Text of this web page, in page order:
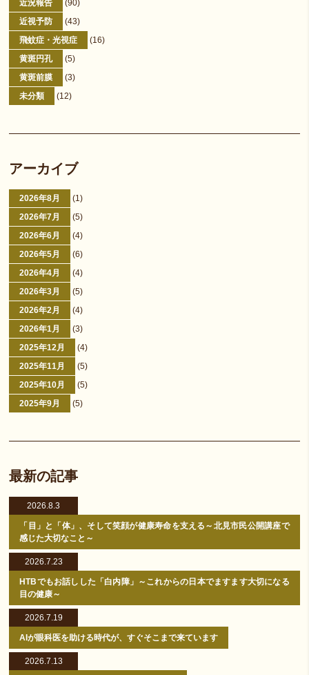
近況報告
(90)
近視予防
(43)
飛蚊症・光視症
(16)
黄斑円孔
(5)
黄斑前膜
(3)
未分類
(12)
アーカイブ
2026年8月
(1)
2026年7月
(5)
2026年6月
(4)
2026年5月
(6)
2026年4月
(4)
2026年3月
(5)
2026年2月
(4)
2026年1月
(3)
2025年12月
(4)
2025年11月
(5)
2025年10月
(5)
2025年9月
(5)
最新の記事
2026.8.3
「目」と「体」、そして笑顔が健康寿命を支える～北見市民公開講座で
感じた大切なこと～
2026.7.23
HTBでもお話しした「白内障」～これからの日本でますます大切になる
目の健康～
2026.7.19
AIが眼科医を助ける時代が、すぐそこまで来ています
2026.7.13